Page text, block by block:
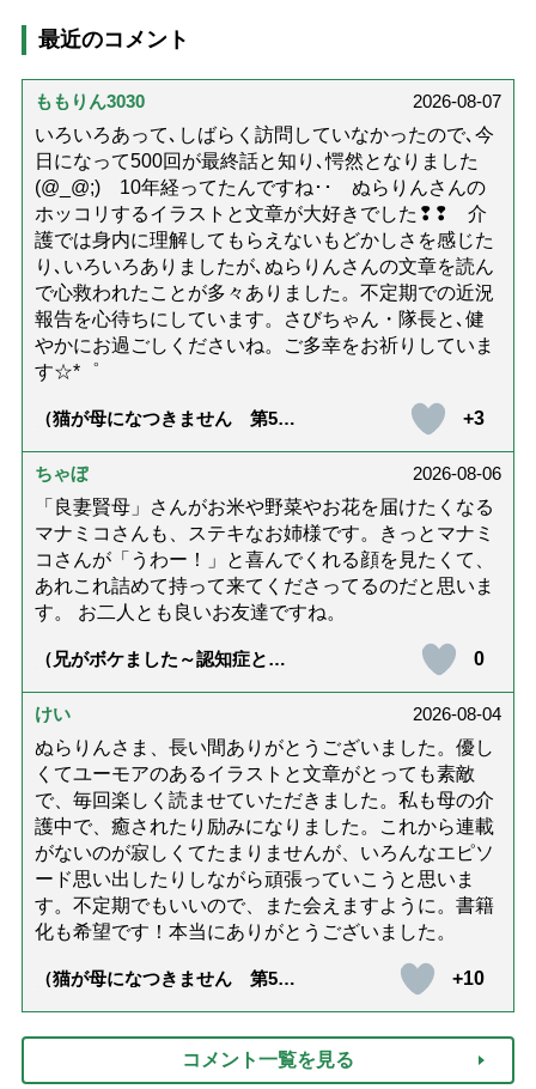
最近のコメント
ももりん3030
2026-08-07
いろいろあって､しばらく訪問していなかったので､今
日になって500回が最終話と知り､愕然となりました
(@_@;) 10年経ってたんですね･･ ぬらりんさんの
ホッコリするイラストと文章が大好きでした❢❢ 介
護では身内に理解してもらえないもどかしさを感じた
り､いろいろありましたが､ぬらりんさんの文章を読ん
で心救われたことが多々ありました。不定期での近況
報告を心待ちにしています。さびちゃん・隊長と､健
やかにお過ごしくださいね。ご多幸をお祈りしていま
す☆*゜
（猫が母になつきません 第500
+3
ちゃぼ
2026-08-06
「良妻賢母」さんがお米や野菜やお花を届けたくなる
マナミコさんも、ステキなお姉様です。きっとマナミ
コさんが「うわー！」と喜んでくれる顔を見たくて、
あれこれ詰めて持って来てくださってるのだと思いま
す。 お二人とも良いお友達ですね。
（兄がボケました～認知症と介
達』が届きました」）
0
けい
2026-08-04
ぬらりんさま、長い間ありがとうございました。優し
くてユーモアのあるイラストと文章がとっても素敵
で、毎回楽しく読ませていただきました。私も母の介
護中で、癒されたり励みになりました。これから連載
がないのが寂しくてたまりませんが、いろんなエピソ
ード思い出したりしながら頑張っていこうと思いま
す。不定期でもいいので、また会えますように。書籍
化も希望です！本当にありがとうございました。
（猫が母になつきません 第500
+10
コメント一覧を見る